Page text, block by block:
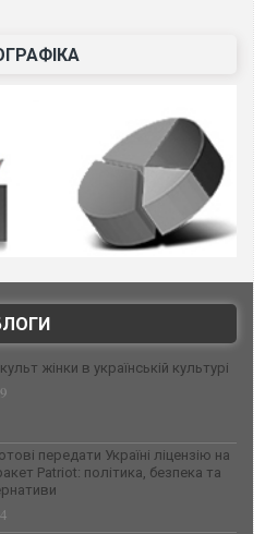
жінки в українській культурі
передати Україні ліцензію на
Patriot: політика, безпека та